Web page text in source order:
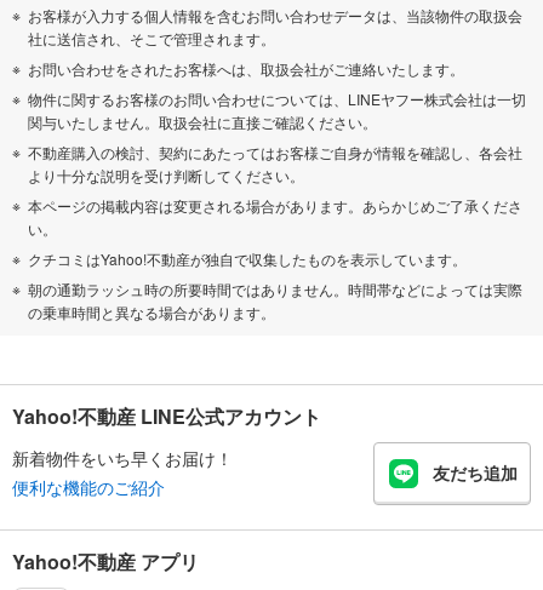
お客様が入力する個人情報を含むお問い合わせデータは、当該物件の取扱会
社に送信され、そこで管理されます。
お問い合わせをされたお客様へは、取扱会社がご連絡いたします。
物件に関するお客様のお問い合わせについては、LINEヤフー株式会社は一切
関与いたしません。取扱会社に直接ご確認ください。
不動産購入の検討、契約にあたってはお客様ご自身が情報を確認し、各会社
より十分な説明を受け判断してください。
本ページの掲載内容は変更される場合があります。あらかじめご了承くださ
い。
クチコミはYahoo!不動産が独自で収集したものを表示しています。
朝の通勤ラッシュ時の所要時間ではありません。時間帯などによっては実際
の乗車時間と異なる場合があります。
Yahoo!不動産 LINE公式アカウント
新着物件をいち早くお届け！
便利な機能のご紹介
友だち追加
Yahoo!不動産 アプリ